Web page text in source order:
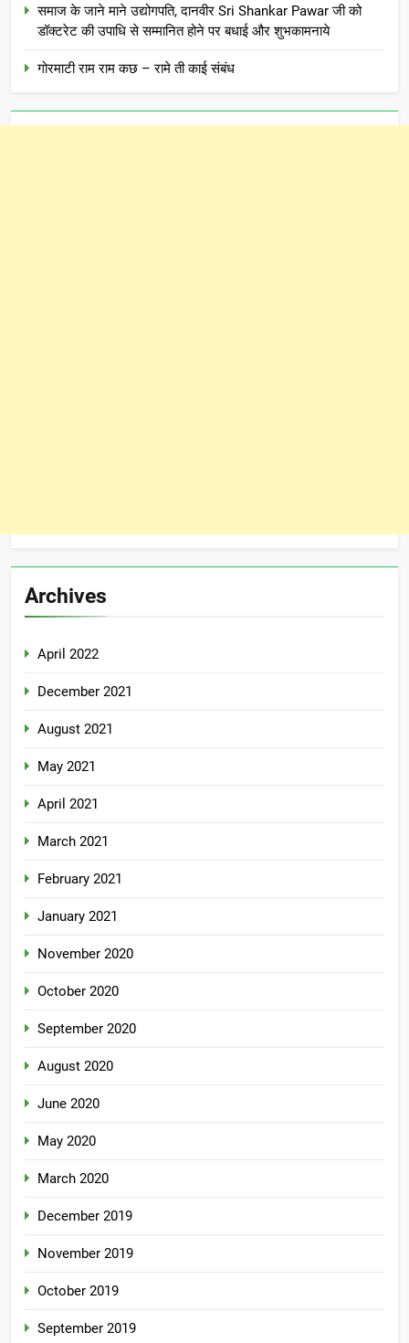
समाज के जाने माने उद्योगपति, दानवीर Sri Shankar Pawar जी को
डॉक्टरेट की उपाधि से सम्मानित होने पर बधाई और शुभकामनाये
गोरमाटी राम राम कछ – रामे ती काई संबंध
Archives
April 2022
December 2021
August 2021
May 2021
April 2021
March 2021
February 2021
January 2021
November 2020
October 2020
September 2020
August 2020
June 2020
May 2020
March 2020
December 2019
November 2019
October 2019
September 2019